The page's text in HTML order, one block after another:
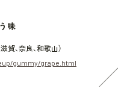
味
賀、奈良、和歌山）
gummy/grape.html